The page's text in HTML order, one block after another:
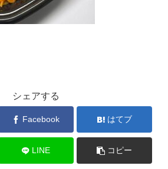
シェアする
Facebook はてブ
LINE コピー